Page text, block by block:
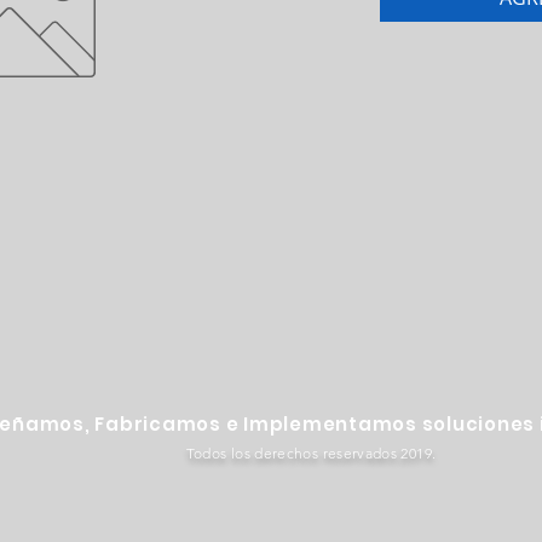
Fabricamos e Implementamos
Todos los derechos reservados 2019.